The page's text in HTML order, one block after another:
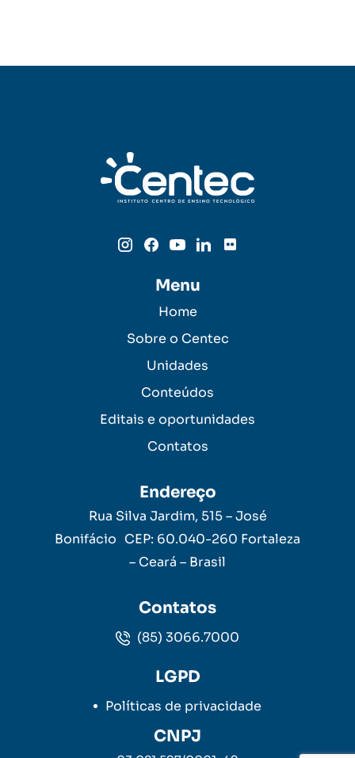
Menu
Home
Sobre o Centec
Unidades
Conteúdos
Editais e oportunidades
Contatos
Endereço
Rua Silva Jardim, 515 – José
Bonifácio CEP: 60.040-260 Fortaleza
– Ceará – Brasil
Contatos
(85) 3066.7000
LGPD
Políticas de privacidade
CNPJ